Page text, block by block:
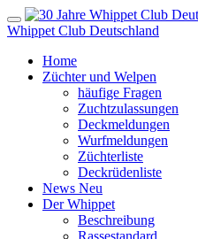
Whippet Club Deutschland
Home
Züchter und Welpen
häufige Fragen
Zuchtzulassungen
Deckmeldungen
Wurfmeldungen
Züchterliste
Deckrüdenliste
News Neu
Der Whippet
Beschreibung
Rassestandard